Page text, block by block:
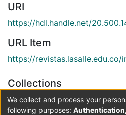
URI
https://hdl.handle.net/
URL Item
https://
Collections
Códices
We collect and process your
following purposes: